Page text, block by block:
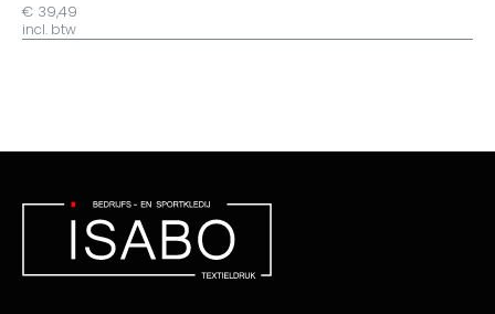
€ 39,49
incl. btw